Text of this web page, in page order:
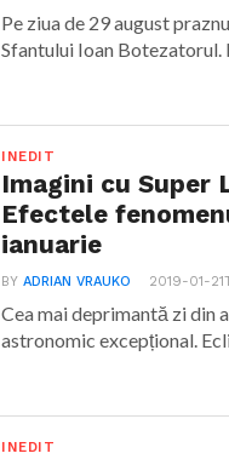
Pe ziua de 29 august
Sfantului Ioan Botezatorul.
INEDIT
Imagini cu Super
Efectele
ianuarie
BYADRIAN VRAUKO 2019-01-
Cea mai deprimantă zi din
astronomic excepțional.
INEDIT